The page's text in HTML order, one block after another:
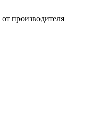
производителя